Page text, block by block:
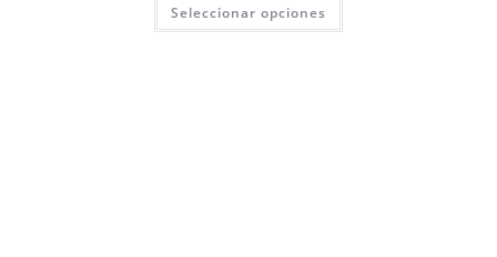
Seleccionar opciones